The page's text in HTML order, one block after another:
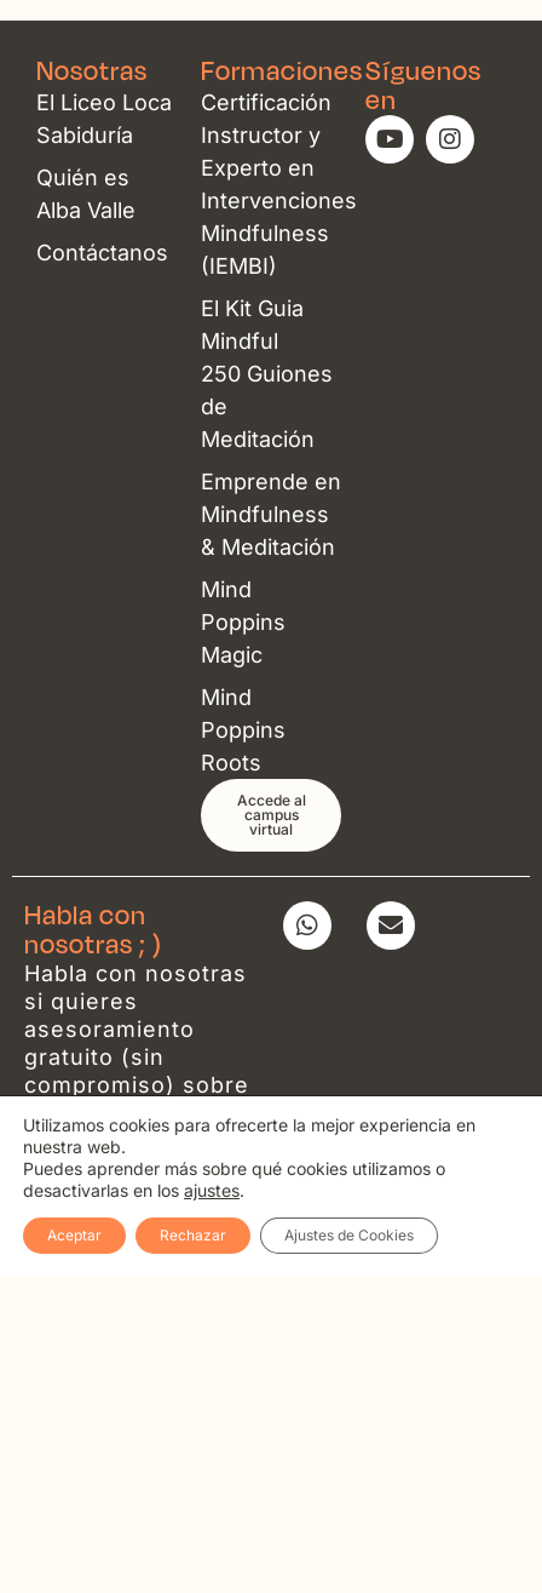
Nosotras
El Liceo Loca
Sabiduría
Quién es
Alba Valle
Contáctanos
Formaciones
Certificación
Instructor y
Experto en
Intervenciones
Mindfulness
(IEMBI)
El Kit Guia
Mindful
250 Guiones
de
Meditación
Emprende en
Mindfulness
& Meditación
Mind
Poppins
Magic
Mind
Poppins
Roots
Accede al
campus
virtual
Síguenos
en
Y
o
I
n
Habla con
nosotras ; )
Habla con nosotras
si quieres
asesoramiento
gratuito (sin
compromiso) sobre
nuestras
formaciones para ti.
W
h
E
n
Texto
legal
Politica de
privacidad
Términos y
condiciones
cookies
Utilizamos cookies para ofrecerte la mejor experiencia en
nuestra web.
Puedes aprender más sobre qué cookies utilizamos o
desactivarlas en los ajustes.
Aceptar Rechazar Ajustes de Cookies